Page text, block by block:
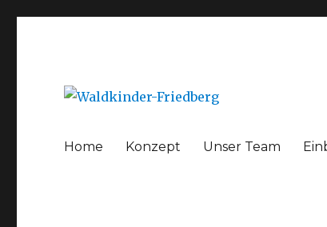
Home Konzept Unser Team